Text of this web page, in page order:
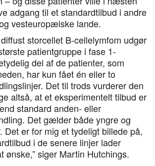
adgang til et standardtilbud i andre
vesteuropæiske lande.
storcellet B-cellelymfom udgør
patientgruppe i fase 1-
del af de patienter, som
har kun fået én eller to
Det til trods vurderer den
altså, at et eksperimentelt tilbud er
standard anden- eller
Det gælder både yngre og
er for mig et tydeligt billede på,
i de senere linjer lader
ønske,” siger Martin Hutchings.